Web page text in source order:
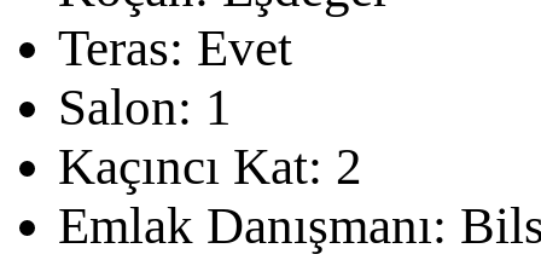
Teras: Evet
Salon: 1
Kaçıncı Kat: 2
Emlak Danışmanı: